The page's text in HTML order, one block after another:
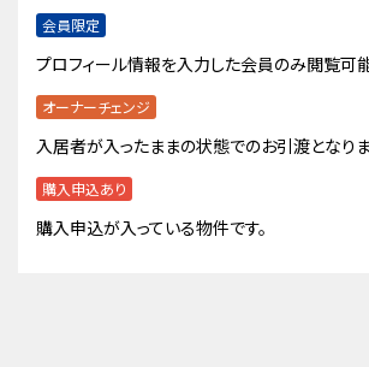
会員限定
プロフィール情報を入力した会員のみ閲覧可
オーナーチェンジ
入居者が入ったままの状態でのお引渡となりま
購入申込あり
購入申込が入っている物件です。